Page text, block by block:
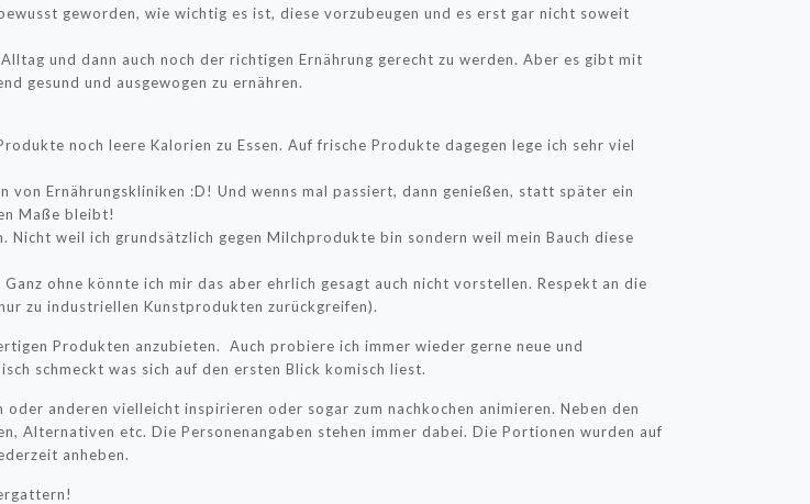
geworden, wie wichtig es ist, diese vorzubeugen und es erst gar nicht soweit
und dann auch noch der richtigen Ernährung gerecht zu werden. Aber es gibt mit
gesund und ausgewogen zu ernähren.
noch leere Kalorien zu Essen. Auf frische Produkte dagegen lege ich sehr viel
von Ernährungskliniken :D! Und wenns mal passiert, dann genießen, statt später ein
Maße bleibt!
Nicht weil ich grundsätzlich gegen Milchprodukte bin sondern weil mein Bauch diese
ohne könnte ich mir das aber ehrlich gesagt auch nicht vorstellen. Respekt an die
zu industriellen Kunstprodukten zurückgreifen).
Produkten anzubieten. Auch probiere ich immer wieder gerne neue und
schmeckt was sich auf den ersten Blick komisch liest.
anderen vielleicht inspirieren oder sogar zum nachkochen animieren. Neben den
Alternativen etc. Die Personenangaben stehen immer dabei. Die Portionen wurden auf
anheben.